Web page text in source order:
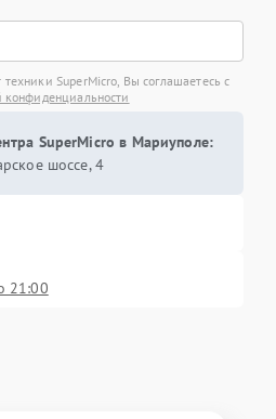
SuperMicro, Вы соглашаетесь с
SuperMicro в Мариуполе:
шоссе, 4
21:00